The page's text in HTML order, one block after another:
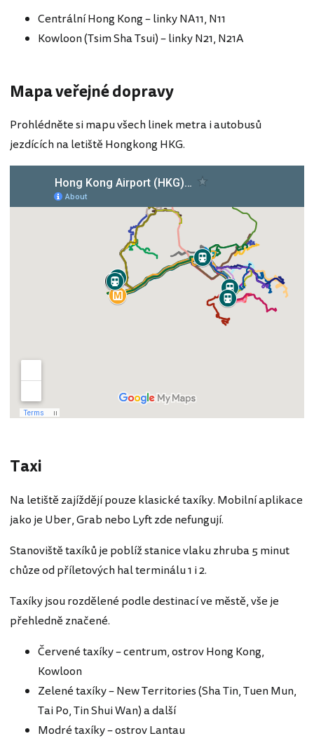
Centrální Hong Kong – linky NA11, N11
Kowloon (Tsim Sha Tsui) – linky N21, N21A
Mapa veřejné dopravy
Prohlédněte si mapu všech linek metra i autobusů
jezdících na letiště Hongkong HKG.
Taxi
Na letiště zajíždějí pouze klasické taxíky. Mobilní aplikace
jako je Uber, Grab nebo Lyft zde nefungují.
Stanoviště taxíků je poblíž stanice vlaku zhruba 5 minut
chůze od příletových hal terminálu 1 i 2.
Taxíky jsou rozdělené podle destinací ve městě, vše je
přehledně značené.
Červené taxíky – centrum, ostrov Hong Kong,
Kowloon
Zelené taxíky – New Territories (Sha Tin, Tuen Mun,
Tai Po, Tin Shui Wan) a další
Modré taxíky – ostrov Lantau